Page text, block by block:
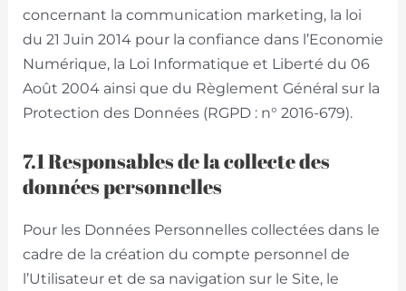
concernant la communication marketing, la loi
du 21 Juin 2014 pour la confiance dans l’Economie
Numérique, la Loi Informatique et Liberté du 06
Août 2004 ainsi que du Règlement Général sur la
Protection des Données (RGPD : n° 2016-679).
7.1 Responsables de la collecte des
données personnelles
Pour les Données Personnelles collectées dans le
cadre de la création du compte personnel de
l’Utilisateur et de sa navigation sur le Site, le